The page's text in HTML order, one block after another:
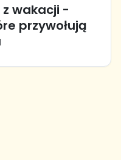
wakacji -
przywołują